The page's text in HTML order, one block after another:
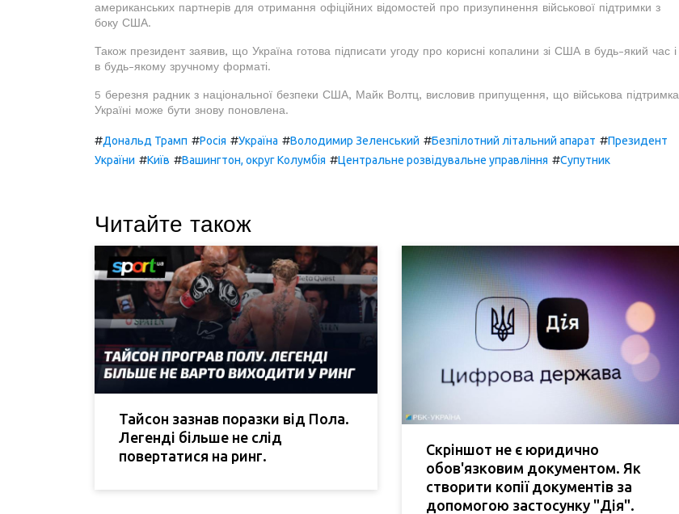
американських партнерів для отримання офіційних відомостей про призупинення військової підтримки з
боку США.
Також президент заявив, що Україна готова підписати угоду про корисні копалини зі США в будь-який час і
в будь-якому зручному форматі.
5 березня радник з національної безпеки США, Майк Волтц, висловив припущення, що військова підтримка
Україні може бути знову поновлена.
#Дональд Трамп #Росія #Україна #Володимир Зеленський #Безпілотний літальний апарат #Президент
України #Київ #Вашингтон, округ Колумбія #Центральне розвідувальне управління #Супутник
Читайте також
Тайсон зазнав поразки від Пола.
Легенді більше не слід
повертатися на ринг.
Скріншот не є юридично
обов'язковим документом. Як
створити копії документів за
допомогою застосунку "Дія".